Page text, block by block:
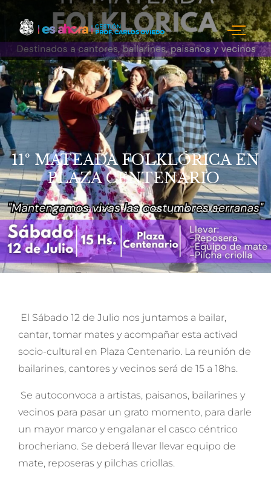
11º MATEADA FOLKLÓRICA EN
PLAZA CENTENARIO
municipalidad,vacaciones julio 7, 2025
El Sábado 12 de Julio nos juntamos a bailar,
cantar, tomar mates y acompañar esta activad
socio-cultural en Plaza Centenario. La reunión de
bailarines, cantores y vecinos será de 15 a 18hs.
Se autoconvoca a artistas, paisanos, bailarines y
vecinos para pasar un grato momento, para darle
un mayor marco y engalanar el casco céntrico
brocheriano. Se deberá llevar llevar equipo de
mate, reposeras y pilchas criollas.